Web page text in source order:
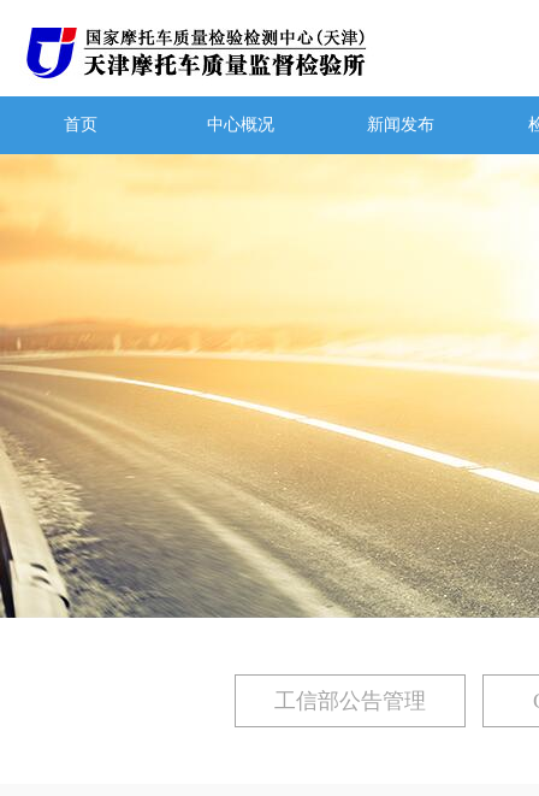
首页 中心概况 新闻发布
工信部公告管理